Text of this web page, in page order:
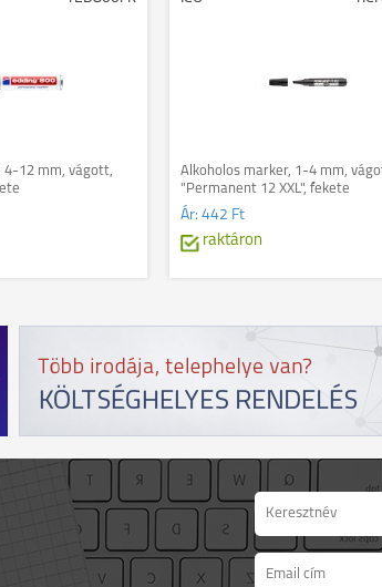
4-12 mm, vágott,
Alkoholos marker, 1-4 mm,
"Permanent 12 XXL", fekete
Ár: 442 Ft
raktáron